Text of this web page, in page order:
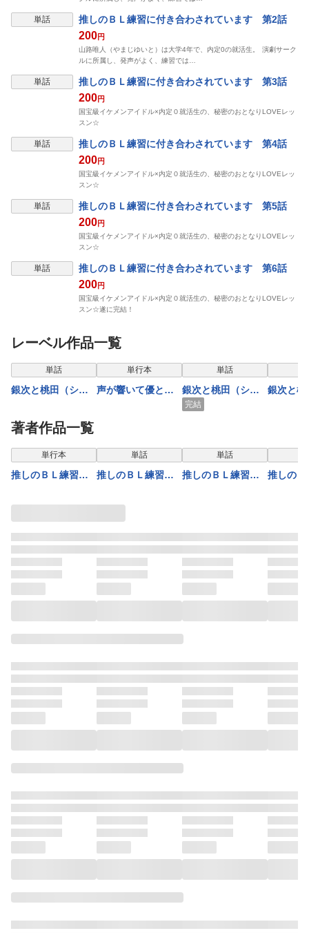
表示制限中
単話 推しのＢＬ練習に付き合わされています 第2話
200円
山路唯人（やまじゆいと）は大学4年で、内定0の就活生。 演劇サーク
ルに所属し、発声がよく、練習では…
表示制限中
単話 推しのＢＬ練習に付き合わされています 第3話
200円
国宝級イケメンアイドル×内定０就活生の、秘密のおとなりLOVEレッ
スン☆
表示制限中
単話 推しのＢＬ練習に付き合わされています 第4話
200円
国宝級イケメンアイドル×内定０就活生の、秘密のおとなりLOVEレッ
スン☆
表示制限中
単話 推しのＢＬ練習に付き合わされています 第5話
200円
国宝級イケメンアイドル×内定０就活生の、秘密のおとなりLOVEレッ
スン☆
表示制限中
単話 推しのＢＬ練習に付き合わされています 第6話
200円
国宝級イケメンアイドル×内定０就活生の、秘密のおとなりLOVEレッ
スン☆遂に完結！
レーベル作品一覧
表示制限中
単話
銀次と桃田（シル
（分冊版） 第1話
表示制限中
単行本
声が響いて優とな
表示制限中
単話
銀次と桃田（シル
バーとピンク）
完結
表示
銀次と桃
著者作品一覧
表示制限中
単行本
推しのＢＬ練習に
ます【単行本版】
ろし付】
表示制限中
単話
推しのＢＬ練習に
ます 第2話
表示制限中
単話
推しのＢＬ練習に
表示
推しのＢ